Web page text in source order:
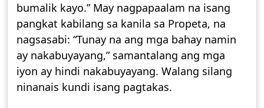
bumalik kayo.” May nagpapaalam na isang
pangkat kabilang sa kanila sa Propeta, na
nagsasabi: “Tunay na ang mga bahay namin
ay nakabuyayang,” samantalang ang mga
iyon ay hindi nakabuyayang. Walang silang
ninanais kundi isang pagtakas.